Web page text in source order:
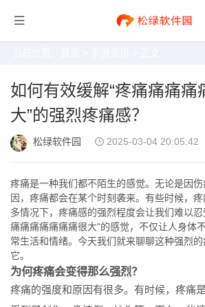
如何有效缓解“疼痛痛痛痛
大”的强烈疼痛感？
松绿软件园 2025-03-04 20:05:42
疼痛是一种我们都不陌生的感觉。无论是因
因，疼痛都会在某个时刻袭来。有些时候，
多情况下，疼痛感的强烈程度会让我们难以
痛痛痛痛痛痛痛很大"的感觉，不仅让人身体
常生活和情绪。今天我们就来聊聊这种强烈
它。
为何疼痛会变得那么强烈？
疼痛的强度和原因有很多。有时候，疼痛